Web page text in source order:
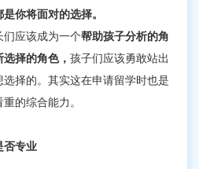
你将面对的选择。
应该成为一个帮助孩子分析的角
择的角色， 孩子们应该勇敢站出
择的。其实这在申请留学时也是
的综合能力。
否专业